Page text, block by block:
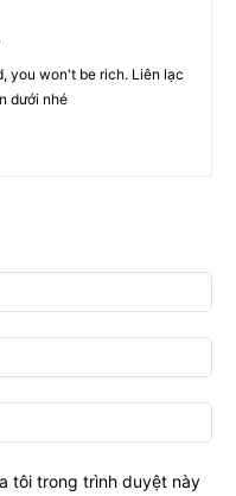
you won't be rich. Liên lạc
dưới nhé
tôi trong trình duyệt này